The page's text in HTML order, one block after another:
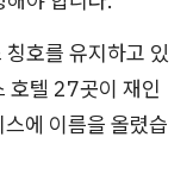
호를 유지하고 있
호텔 27곳이 재인
에 이름을 올렸습